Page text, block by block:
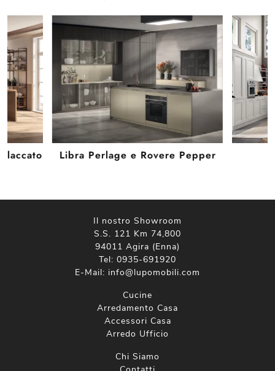
laccato Libra Perlage e Rovere Pepper
Il nostro Showroom
S.S. 121 Km 74,800
94011 Agira (Enna)
Tel: 0935-691920
E-Mail: info@lupomobili.com
Cucine
Arredamento Casa
Accessori Casa
Arredo Ufficio
Chi Siamo